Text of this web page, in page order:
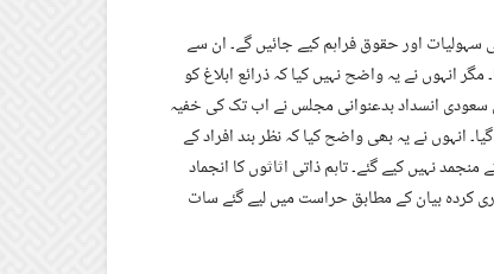
اور حقوق فراہم کیے جائیں گے۔ ان سے
انہوں نے یہ واضح نہیں کیا کہ ذرائع ابلاغ کو
سعودی انسداد بدعنوانی مجلس نے اب تک کی خفیہ
انہوں نے یہ بھی واضح کیا کہ نظر بند افراد کے
نہیں کیے گئے۔ تاہم ذاتی اثاثوں کا انجماد
کردہ بیان کے مطابق حراست میں لیے گئے سات